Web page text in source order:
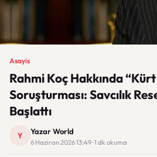
Asayis
Rahmi Koç Hakkında “Kürt
Soruşturması: Savcılık
Başlattı
Y Yazar World
6 Haziran 2026 13:49 · 1 dk okuma